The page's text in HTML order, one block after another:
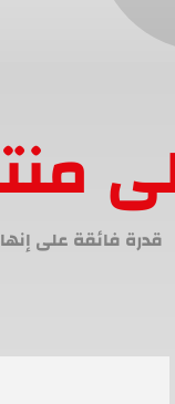
قدرة فائقة على